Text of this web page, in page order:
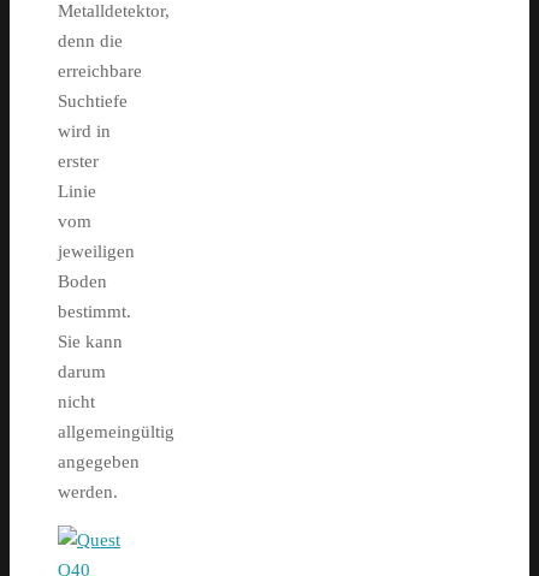
Metalldetektor,
denn die
erreichbare
Suchtiefe
wird in
erster
Linie
vom
jeweiligen
Boden
bestimmt.
Sie kann
darum
nicht
allgemeingültig
angegeben
werden.